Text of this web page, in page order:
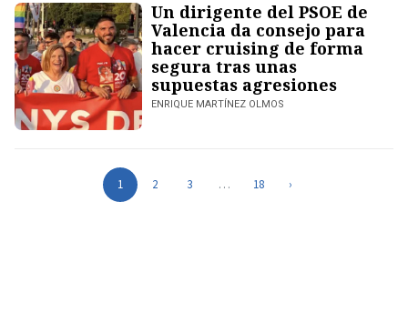
Un dirigente del PSOE de
Valencia da consejo para
hacer cruising de forma
segura tras unas
supuestas agresiones
ENRIQUE MARTÍNEZ OLMOS
1 2 3 … 18 ›